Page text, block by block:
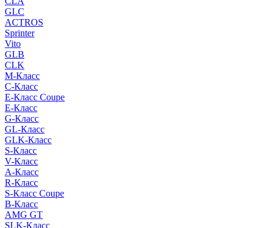
GLC
ACTROS
Sprinter
Vito
GLB
CLK
M-Класс
C-Класс
E-Класс Coupe
E-Класс
G-Класс
GL-Класс
GLK-Класс
S-Класс
V-Класс
A-Класс
R-Класс
S-Класс Сoupe
B-Класс
AMG GT
SLK-Класс